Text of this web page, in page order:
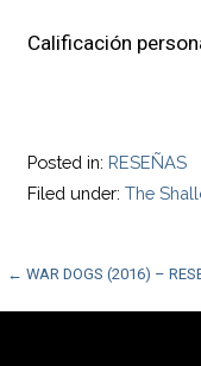
Calificación
Posted in: RESEÑAS
Filed under:The
Post
navigation
← WAR DOGS (2016) –